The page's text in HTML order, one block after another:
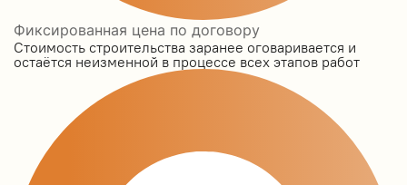
Фиксированная цена по договору
Стоимость строительства заранее оговаривается и
остаётся неизменной в процессе всех этапов работ